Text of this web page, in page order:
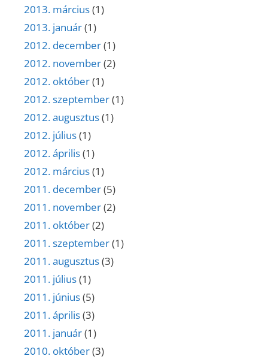
2013. március(1)
2013. január(1)
2012. december(1)
2012. november(2)
2012. október(1)
2012. szeptember(1)
2012. augusztus(1)
2012. július(1)
2012. április(1)
2012. március(1)
2011. december(5)
2011. november(2)
2011. október(2)
2011. szeptember(1)
2011. augusztus(3)
2011. július(1)
2011. június(5)
2011. április(3)
2011. január(1)
2010. október(3)